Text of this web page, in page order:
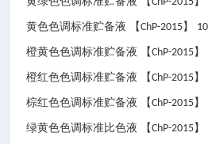
黄色色调标准贮备液 【ChP-2015】
橙黄色色调标准贮备液 【ChP-2015】
橙红色色调标准贮备液 【ChP-2015】
棕红色色调标准贮备液 【ChP-2015】
绿黄色色调标准比色液 【ChP-2015】